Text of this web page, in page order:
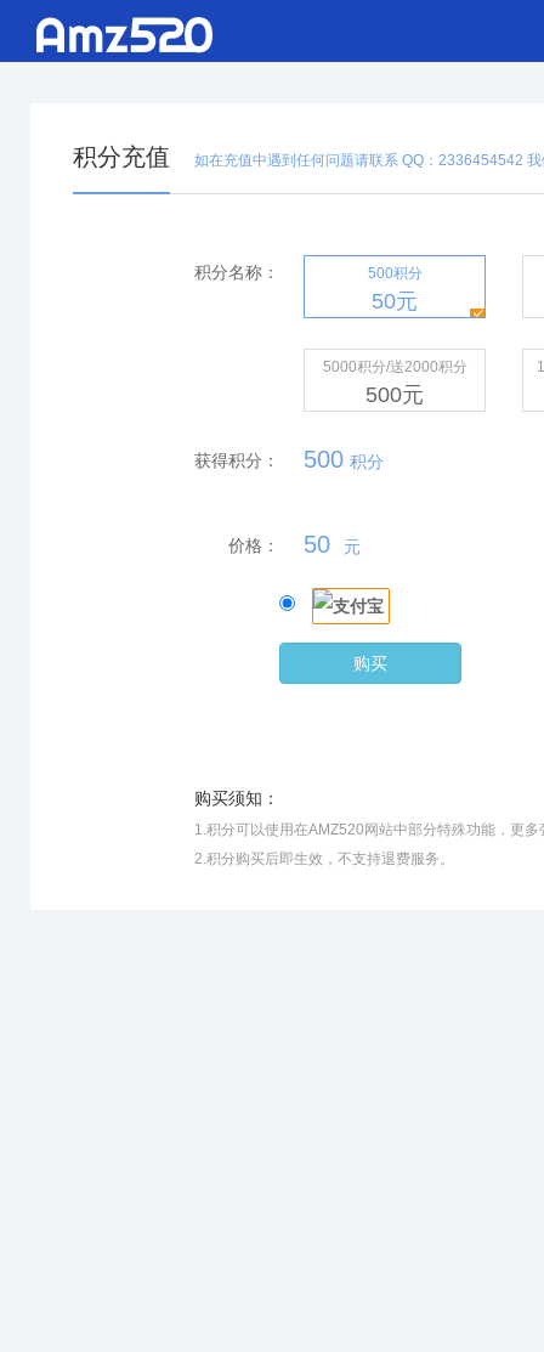
积分充值 如在充值中遇到任何问题请联系 QQ：2336454542
积分名称： 500积分
50元
5000积分/送2000积分
500元
获得积分： 500 积分
价格： 50 元
购买
购买须知：
1.积分可以使用在AMZ520网站中部分特殊功能，更
2.积分购买后即生效，不支持退费服务。